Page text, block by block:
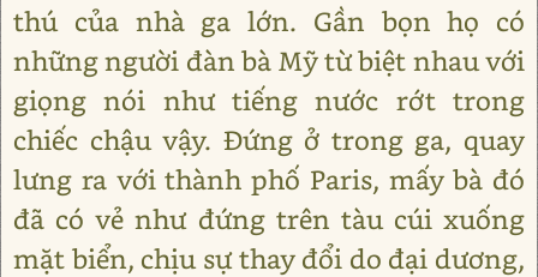
thú của nhà ga lớn. Gần bọn họ có
những người đàn bà Mỹ từ biệt nhau với
giọng nói như tiếng nước rớt trong
chiếc chậu vậy. Đứng ở trong ga, quay
lưng ra với thành phố Paris, mấy bà đó
đã có vẻ như đứng trên tàu cúi xuống
mặt biển, chịu sự thay đổi do đại dương,